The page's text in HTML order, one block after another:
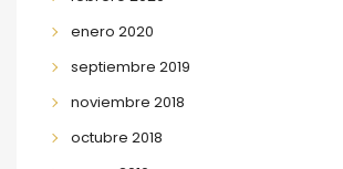
enero 2020
septiembre 2019
noviembre 2018
octubre 2018